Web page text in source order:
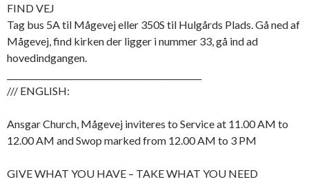
FIND VEJ
Tag bus 5A til Mågevej eller 350S til Hulgårds Plads. Gå ned af
Mågevej, find kirken der ligger i nummer 33, gå ind ad
hovedindgangen.
/// ENGLISH:
Ansgar Church, Mågevej inviteres to Service at 11.00 AM to
12.00 AM and Swop marked from 12.00 AM to 3 PM
GIVE WHAT YOU HAVE – TAKE WHAT YOU NEED